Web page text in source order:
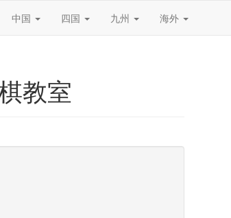
中国 四国 九州 海外
教室